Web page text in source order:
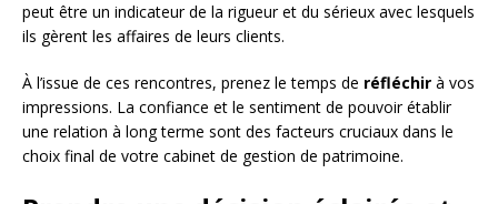
peut être un indicateur de la rigueur et du sérieux avec lesquels
ils gèrent les affaires de leurs clients.
À l’issue de ces rencontres, prenez le temps de réfléchir à vos
impressions. La confiance et le sentiment de pouvoir établir
une relation à long terme sont des facteurs cruciaux dans le
choix final de votre cabinet de gestion de patrimoine.